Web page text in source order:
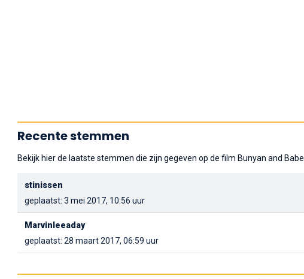
Recente stemmen
Bekijk hier de laatste stemmen die zijn gegeven op de film Bunyan and Babe.
stinissen
geplaatst: 3 mei 2017, 10:56 uur
Marvinleeaday
geplaatst: 28 maart 2017, 06:59 uur